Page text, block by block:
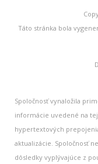
Táto stránka bola
Spoločnosť vynaložila
informácie uvedené na
hypertextových
aktualizácie. Spoločnosť
dôsledky vyplývajúce z